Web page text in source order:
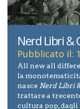
Nerd Libri &
Pubblicato il:
All new all
la
nasce Nerd Libri
trattare a
cultura pop,